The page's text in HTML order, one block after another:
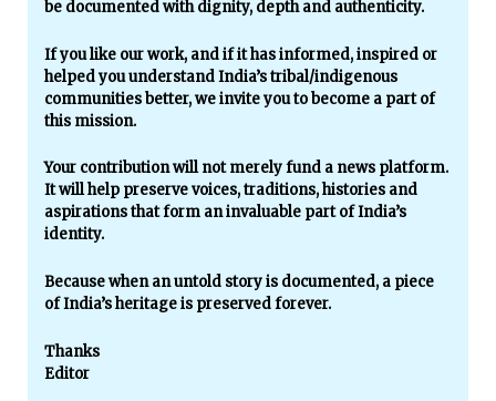
be documented with dignity, depth and authenticity.
If you like our work, and if it has informed, inspired or
helped you understand India’s tribal/indigenous
communities better, we invite you to become a part of
this mission.
Your contribution will not merely fund a news platform.
It will help preserve voices, traditions, histories and
aspirations that form an invaluable part of India’s
identity.
Because when an untold story is documented, a piece
of India’s heritage is preserved forever.
Thanks
Editor